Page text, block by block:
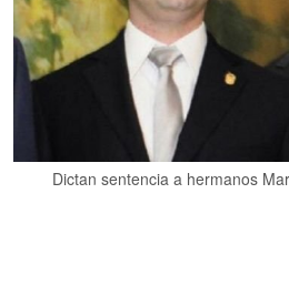
Dictan sentencia a hermanos